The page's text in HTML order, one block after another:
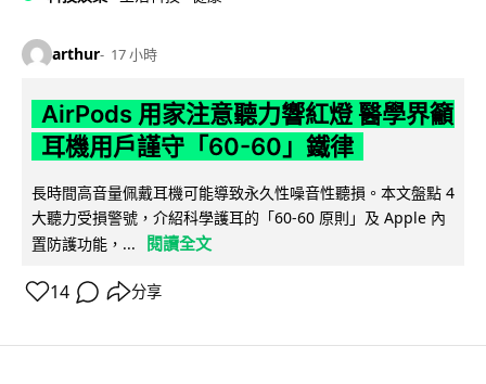
arthur 17 小時
AirPods 用家注意聽力響紅燈 醫學界籲
耳機用戶謹守「60-60」鐵律
長時間高音量佩戴耳機可能導致永久性噪音性聽損。本文盤點 4
大聽力受損警號，介紹科學護耳的「60-60 原則」及 Apple 內
置防護功能，...
閱讀全文
14 分享